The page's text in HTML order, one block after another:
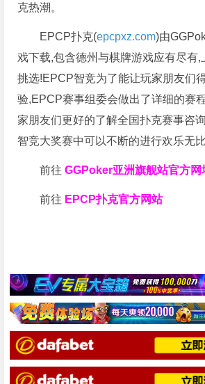
克热潮。
EPCP扑克(epcpxz.com)由
戏下载,包含德州与棋牌游戏应有尽有
挑选!EPCP智竞为了能让玩家朋友们
验,EPCP赛事组委会做出了详细的赛
家朋友们更好的了解全国扑克赛事咨
智竞大奖赛中可以不断的进行欢乐无
前往GGPoker亚洲旗舰站官方网
前往 EPCP扑克官方网站